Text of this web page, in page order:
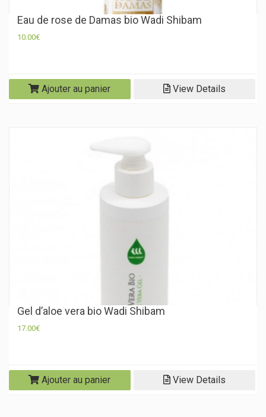
Eau de rose de Damas bio Wadi Shibam
10.00€
Ajouter au panier View Details
Gel d’aloe vera bio Wadi Shibam
17.00€
Ajouter au panier View Details